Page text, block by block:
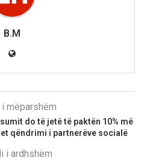
B.M
mëparshëm
do të jetë të paktën 10% më
qëndrimi i partnerëve socialë
i ardhshëm